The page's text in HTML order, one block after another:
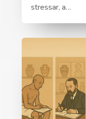
stressar, a…